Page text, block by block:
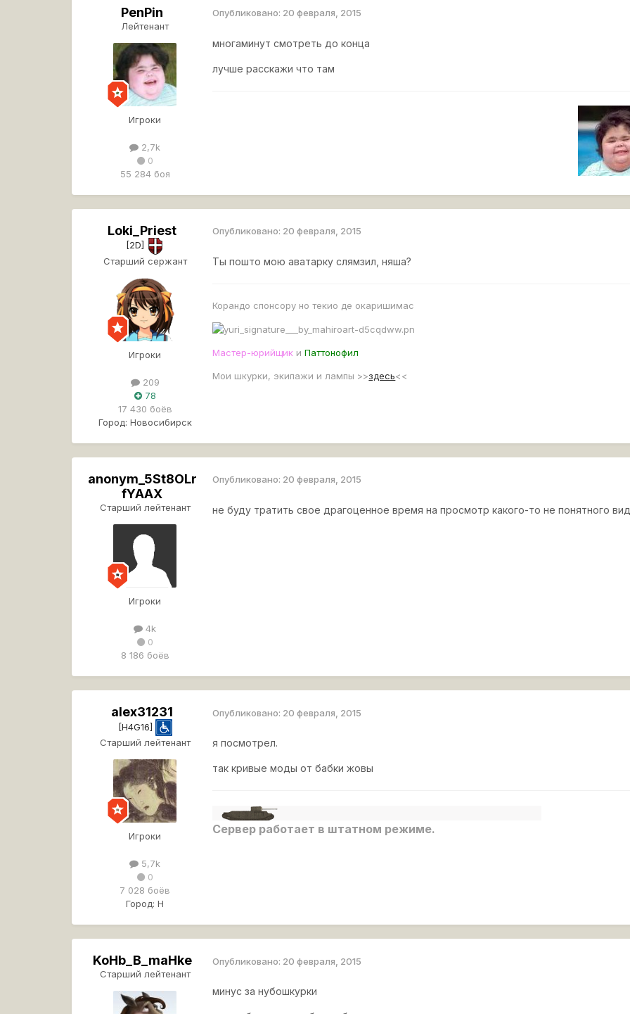
PenPin
Лейтенант
Игроки
2,7k
0
55 284 боя
Опубликовано: 20 февраля, 2015
многаминут смотреть до конца
лучше расскажи что там
Loki_Priest
[2D]
Старший сержант
Игроки
209
78
17 430 боёв
Город: Новосибирск
Опубликовано: 20 февраля, 2015
Ты пошто мою аватарку слямзил, няша?
Корандо спонсору но текио де окаришимас
Мастер-юрийщик иПаттонофил
Мои шкурки, экипажи и лампы >>здесь<<
anonym_5St8OLr
fYAAX
Старший лейтенант
Игроки
4k
0
8 186 боёв
Опубликовано: 20 февраля, 2015
не буду тратить свое драгоценное время на просмотр какого-то не понятного
alex31231
[H4G16]
Старший лейтенант
Игроки
5,7k
0
7 028 боёв
Город: Н
Опубликовано: 20 февраля, 2015
я посмотрел.
так кривые моды от бабки жовы
Сервер работает в штатном режиме.
KoHb_B_maHke
Старший лейтенант
Опубликовано: 20 февраля, 2015
минус за нубошкурки